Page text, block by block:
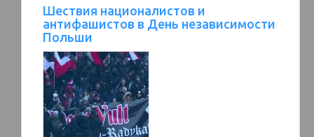
Шествия националистов и
антифашистов в День независимости
Польши